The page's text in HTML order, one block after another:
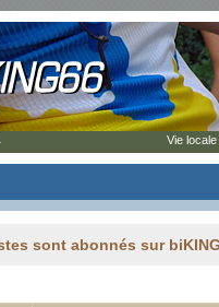
sont abonnés sur
Vie